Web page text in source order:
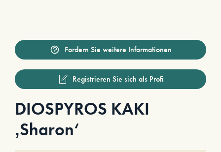
Fordern Sie weitere Informationen
Registrieren Sie sich als Profi
DIOSPYROS KAKI
‚Sharon‘